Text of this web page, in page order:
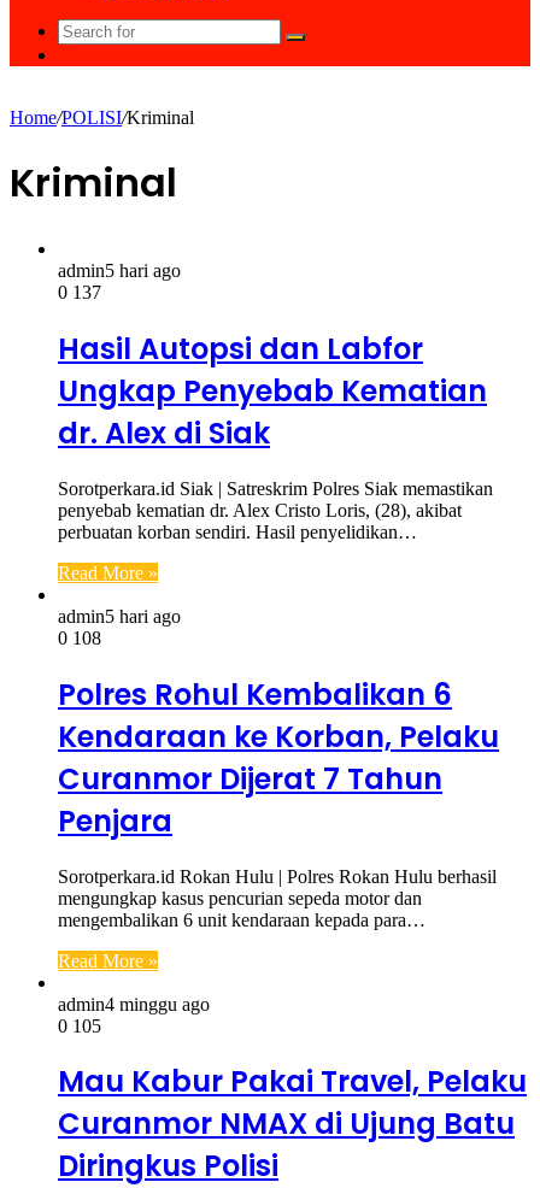
Search
for
Home/POLISI/Kriminal
Kriminal
admin5 hari ago
0 137
Hasil Autopsi dan Labfor
Ungkap Penyebab Kematian
dr. Alex di Siak
Sorotperkara.id Siak | Satreskrim Polres Siak memastikan
penyebab kematian dr. Alex Cristo Loris, (28), akibat
perbuatan korban sendiri. Hasil penyelidikan…
Read More »
admin5 hari ago
0 108
Polres Rohul Kembalikan 6
Kendaraan ke Korban, Pelaku
Curanmor Dijerat 7 Tahun
Penjara
Sorotperkara.id Rokan Hulu | Polres Rokan Hulu berhasil
mengungkap kasus pencurian sepeda motor dan
mengembalikan 6 unit kendaraan kepada para…
Read More »
admin4 minggu ago
0 105
Mau Kabur Pakai Travel, Pelaku
Curanmor NMAX di Ujung Batu
Diringkus Polisi